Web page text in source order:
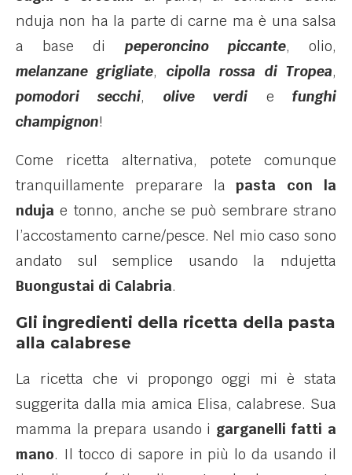
nduja non ha la parte di carne ma è una salsa
a base di peperoncino piccante, olio,
melanzane grigliate, cipolla rossa di Tropea,
pomodori secchi, olive verdi efunghi
champignon!
Come ricetta alternativa, potete comunque
tranquillamente preparare lapasta con la
nduja e tonno, anche se può sembrare strano
l’accostamento carne/pesce. Nel mio caso sono
andato sul semplice usando la ndujetta
Buongustai di Calabria.
Gli ingredienti della ricetta della pasta
alla calabrese
La ricetta che vi propongo oggi mi è stata
suggerita dalla mia amica Elisa, calabrese. Sua
mamma la prepara usando i garganelli fatti a
mano. Il tocco di sapore in più lo da usando il